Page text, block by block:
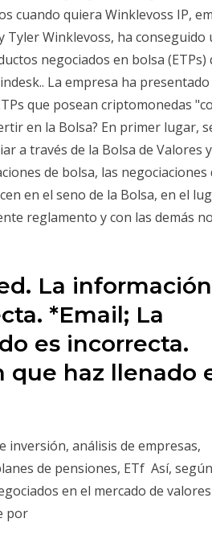
cuando quiera Winklevoss IP,
Tyler Winklevoss, ha conseguido
negociados en bolsa (ETPs)
La empresa ha
que posean criptomonedas
en la Bolsa? En primer lugar,
a través de la Bolsa de Valores y
de bolsa, las negociaciones
en el seno de la Bolsa, en el
reglamento y con las demás
La información
*Email; La
es incorrecta.
que haz llenado
inversión, análisis de empresas,
de pensiones, ETf Así,
en el mercado de valores
por